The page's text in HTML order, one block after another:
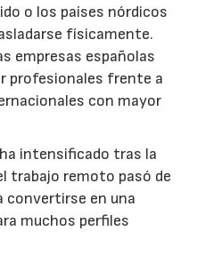
o los países nórdicos
físicamente.
empresas españolas
profesionales frente a
con mayor
intensificado tras la
trabajo remoto pasó de
convertirse en una
muchos perfiles